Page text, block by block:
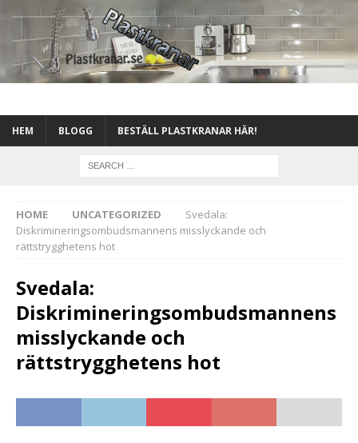
HEM BLOGG BESTÄLL PLASTKRANAR HÄR!
HOME UNCATEGORIZED
Svedala:
Diskrimineringsombudsmannens misslyckande och
rättstrygghetens hot
Svedala:
Diskrimineringsombudsmannens
misslyckande och
rättstrygghetens hot